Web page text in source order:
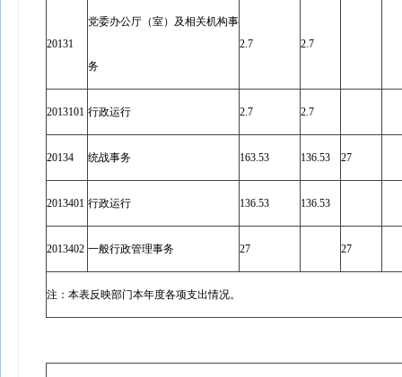
20131
党委办公厅（室）及相关机构事
务
2.7 2.7
2013101 行政运行 2.7 2.7
20134 统战事务 163.53 136.53 27
2013401 行政运行 136.53 136.53
2013402 一般行政管理事务 27 27
注：本表反映部门本年度各项支出情况。